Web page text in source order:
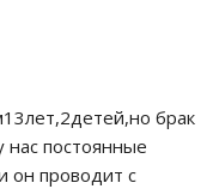
брак
нас постоянные
он проводит с